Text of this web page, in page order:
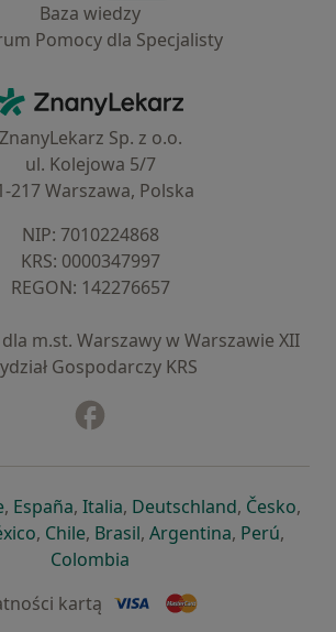
Baza wiedzy
Pomocy dla Specjalisty
ZnanyLekarz - Strona główna
ZnanyLekarz Sp. z o.o.
ul. Kolejowa 5/7
217 Warszawa, Polska
NIP: ⁠7010224868
KRS: ⁠0000347997
REGON: ⁠142276657
m.st. Warszawy w Warszawie XII
Gospodarczy KRS
w nowej karcie
otwiera się w nowej karcie
, Españaotwiera się w nowej karcie
, Italiaotwiera się w nowej
, Deutschlandotwiera się
, Česko,
się w nowej karcie
otwiera się w nowej karcie
, Chileotwiera się w nowej karcie
, Brasilotwiera się w nowej
, Argentinaotwiera się
, Perú,
Colombia
kartą